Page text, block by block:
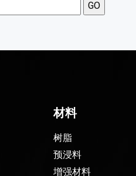
材料
树脂
预浸料
增强材料